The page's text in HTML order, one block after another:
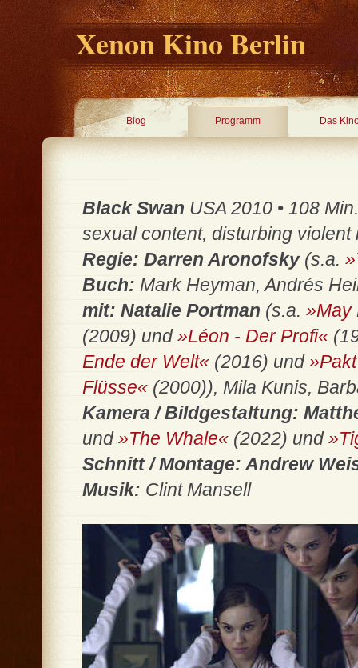
Xenon Kino Berlin
Blog Programm Das
Black Swan USA 2010 • 108
sexual content, disturbing
Regie: Darren Aronofsky(s.a.
Buch: Mark Heyman, Andrés
mit: Natalie Portman (s.a. »May
(2009) und»Léon - Der Profi«
Ende der Welt« (2016) und
Flüsse« (2000)), Mila Kunis,
Kamera / Bildgestaltung:
und»The Whale« (2022) und
Schnitt / Montage: Andrew
Musik: Clint Mansell